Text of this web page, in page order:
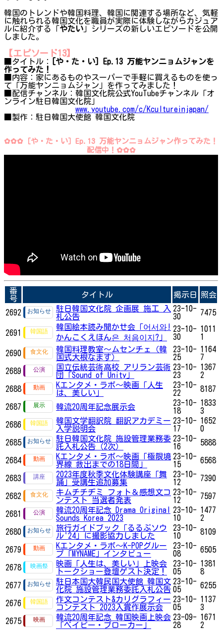
韓国のトレンドや韓国料理、韓国に関連する場所など、気軽
に触れられる韓国文化を職員が実際に体験しながらカジュア
ルに紹介する「やたい 」シリーズの新しいエピソードを公開
しました。
【エピソード13】
■タイトル：
[や・た・い] Ep.13 万能ヤンニョムジャンを
作ってみた！
■内容：家にあるものやスーパーで手軽に買えるものを使っ
て「万能ヤンニョムジャン」を作ってみました！
■配信チャンネル：韓国文化院公式YouTubeチャンネル「オ
ンライン駐日韓国文化院」
www.youtube.com/c/Kcultureinjapan/
■製作：駐日韓国大使館 韓国文化院
✿✿✿［や・た・い］Ep.13 万能ヤンニョムジャン作ってみた！
配信中！✿✿✿
番
号
タイトル 掲示日 照会
2692
駐日韓国文化院 企画展 施工 入
札公告
23-10-
30
7475
2691
韓国絵本読み聞かせ会「어서와!
かんこくえほん은 처음이지?」
23-10-
30
1011
1
2690
韓国料理教室～ムセンチェ（韓
国式大根なます）
23-10-
25
1164
7
2689
国立伝統芸術高校 アリラン芸術
団「Sound of Unity」
23-10-
23
1367
2
2688
Kエンタメ・ラボ～映画「人生
は、美しい」
23-10-
22
8187
2687 韓流20周年記念展示会
23-10-
18
1833
3
2686
韓国文学翻訳院 翻訳アカデミー
入学説明会
23-10-
17
1652
0
2685
駐日韓国文化院 施設管理業務委
託入札公告（2次）
23-10-
16
5888
2684
Kエンタメ・ラボ～映画「極限境
界線 救出までの18日間」
23-10-
15
6568
2683
2023年度秋季文化体験講座「舞
踊」受講生追加募集
23-10-
12
7390
2682
キムチチヂミ フォト＆感想文コ
ンテスト 当選者発表
23-10-
12
7597
2681
韓流20周年記念 Drama Original
Sounds Korea 2023
23-10-
10
1477
2
2680
旅行ガイドブック「るるぶソウ
ル'24」に撮影協力しました
23-10-
10
8109
2679
Kエンタメ・ラボ～K-POPグルー
プ「MYNAME」インタビュー
23-10-
08
6505
2678
映画「人生は、美しい」上映会
トークショー登壇ゲスト決定！
23-10-
05
1381
8
2677
駐日本国大韓民国大使館 韓国文
化院 施設管理業務委託入札公告
23-10-
05
6255
2676
作文コンテスト&カリグラフィー
コンテスト 2023入賞作展示会
23-10-
05
1137
3
2675
韓流20周年記念 韓国映画上映会
「ベイビー・ブローカー」
23-09-
28
1671
2